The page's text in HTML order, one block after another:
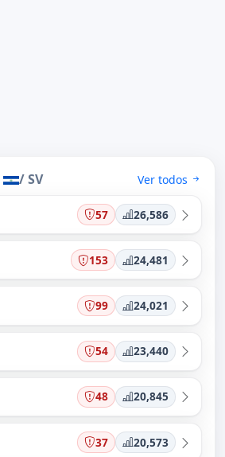
/ SV Ver todos
57 26,586
153 24,481
99 24,021
54 23,440
48 20,845
37 20,573